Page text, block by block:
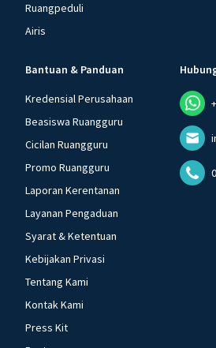
Ruangpeduli
Airis
Bantuan & Panduan
Kredensial Perusahaan
Beasiswa Ruangguru
Cicilan Ruangguru
Promo Ruangguru
Laporan Kerentanan
Layanan Pengaduan
Syarat & Ketentuan
Kebijakan Privasi
Tentang Kami
Kontak Kami
Press Kit